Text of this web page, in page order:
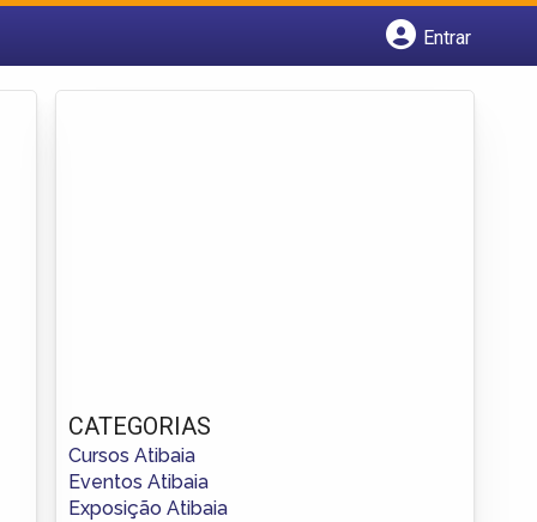
Entrar
CATEGORIAS
Cursos Atibaia
Eventos Atibaia
Exposição Atibaia